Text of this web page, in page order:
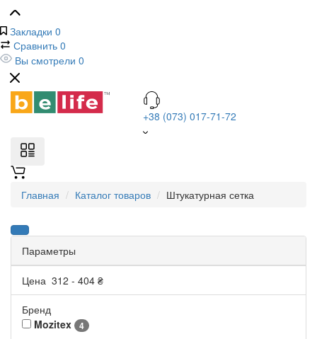
Закладки 0
Сравнить 0
Вы смотрели 0
+38 (073) 017-71-72
Главная Каталог товаров Штукатурная сетка
Параметры
Цена 312 - 404 ₴
Бренд
Mozitex
4